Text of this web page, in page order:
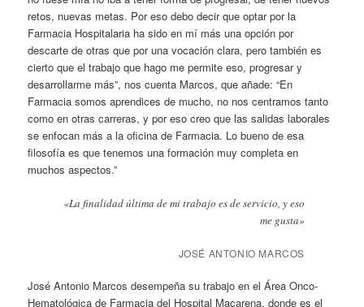
retos, nuevas metas. Por eso debo decir que optar por la
Farmacia Hospitalaria ha sido en mí más una opción por
descarte de otras que por una vocación clara, pero también es
cierto que el trabajo que hago me permite eso, progresar y
desarrollarme más”, nos cuenta Marcos, que añade: “En
Farmacia somos aprendices de mucho, no nos centramos tanto
como en otras carreras, y por eso creo que las salidas laborales
se enfocan más a la oficina de Farmacia. Lo bueno de esa
filosofía es que tenemos una formación muy completa en
muchos aspectos.”
«La finalidad última de mi trabajo es de servicio, y eso
me gusta»
JOSÉ ANTONIO MARCOS
José Antonio Marcos desempeña su trabajo en el Área Onco-
Hematológica de Farmacia del Hospital Macarena, donde es el